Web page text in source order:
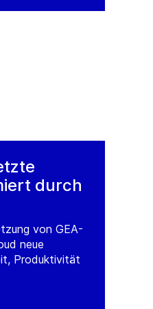
durch
von GEA-
neue
Produktivität